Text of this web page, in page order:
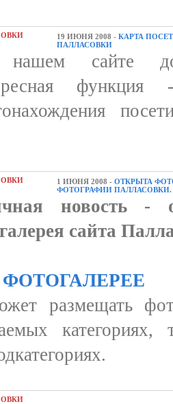
19 ИЮНЯ 2008 - КАРТА
ПАЛЛАСОВКИ
сайте
функция
1 ИЮНЯ 2008 - ОТКРЫТА
ФОТОГРАФИИ ПАЛЛАСОВКИ.
новость -
сайта
ФОТОГАЛЕРЕЕ
размещать